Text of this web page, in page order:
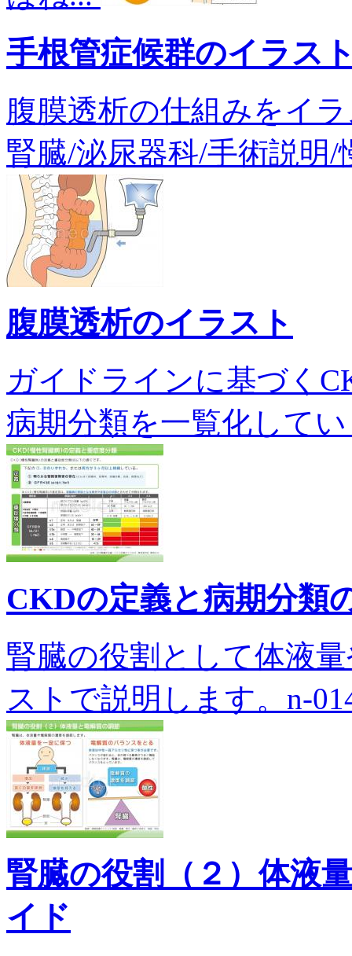
手根管症候群のイラス
腹膜透析の仕組みをイ
腎臓/泌尿器科/手術説明/
腹膜透析のイラスト
ガイドラインに基づく
病期分類を一覧化して
CKDの定義と病期分類
腎臓の役割として体液
ストで説明します。n-
腎臓の役割（２）体液
イド